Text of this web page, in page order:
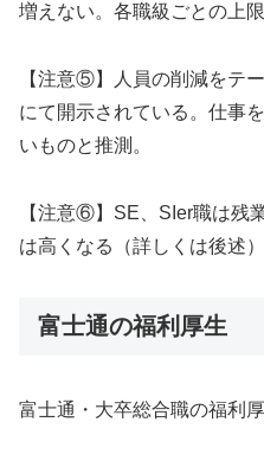
増えない。各職級ごとの上
【注意⑤】人員の削減をテ
にて開示されている。仕事
いものと推測。
【注意⑥】SE、SIer職は残
は高くなる（詳しくは後述）
富士通の福利厚生
富士通・大卒総合職の福利厚